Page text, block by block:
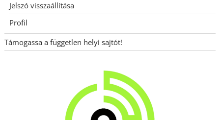
Jelszó visszaállítása
Profil
Támogassa a független helyi sajtót!